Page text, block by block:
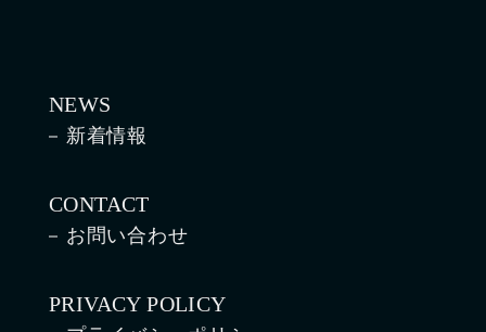
NEWS
新着情報
CONTACT
お問い合わせ
PRIVACY POLICY